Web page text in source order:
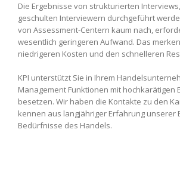
Die Ergebnisse von strukturierten
geschulten Interviewern durchgeführt
von Assessment-Centern kaum nach,
wesentlich geringeren Aufwand. Das
niedrigeren Kosten und den schnelleren
KPI unterstützt Sie in Ihrem
Management Funktionen mit hochkarätigen
besetzen. Wir haben die Kontakte zu den
kennen aus langjähriger Erfahrung unserer
Bedürfnisse des Handels.